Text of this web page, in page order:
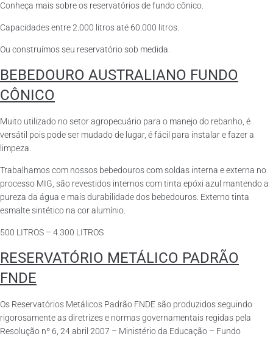
Conheça mais sobre os reservatórios de fundo cônico.
Capacidades entre 2.000 litros até 60.000 litros.
Ou construímos seu reservatório sob medida.
BEBEDOURO AUSTRALIANO FUNDO
CÔNICO
Muito utilizado no setor agropecuário para o manejo do rebanho, é
versátil pois pode ser mudado de lugar, é fácil para instalar e fazer a
limpeza.
Trabalhamos com nossos bebedouros com soldas interna e externa no
processo MIG, são revestidos internos com tinta epóxi azul mantendo a
pureza da água e mais durabilidade dos bebedouros. Externo tinta
esmalte sintético na cor alumínio.
500 LITROS – 4.300 LITROS
RESERVATÓRIO METÁLICO PADRÃO
FNDE
Os Reservatórios Metálicos Padrão FNDE são produzidos seguindo
rigorosamente as diretrizes e normas governamentais regidas pela
Resolução nº 6, 24 abril 2007 – Ministério da Educação – Fundo